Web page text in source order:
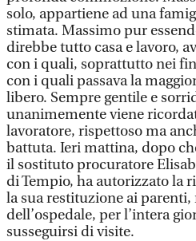
solo, appartiene ad una
stimata. Massimo pur
direbbe tutto casa e lavoro,
con i quali, soprattutto nei
con i quali passava la
libero. Sempre gentile e
unanimemente viene
lavoratore, rispettoso ma
battuta. Ieri mattina, dopo
il sostituto procuratore
di Tempio, ha autorizzato la
la sua restituzione ai
dell’ospedale, per l’intera
susseguirsi di visite.